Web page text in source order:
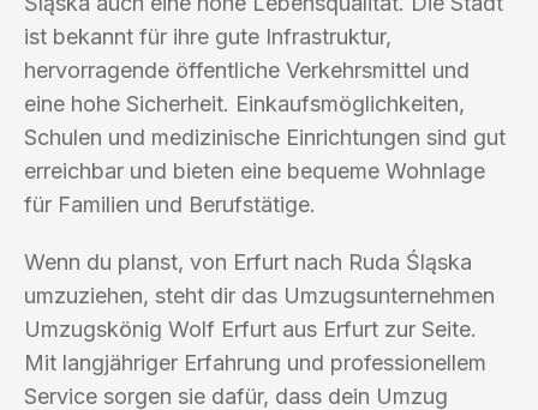
ist bekannt für ihre gute Infrastruktur,
hervorragende öffentliche Verkehrsmittel und
eine hohe Sicherheit. Einkaufsmöglichkeiten,
Schulen und medizinische Einrichtungen sind gut
erreichbar und bieten eine bequeme Wohnlage
für Familien und Berufstätige.
Wenn du planst, von Erfurt nach Ruda Śląska
umzuziehen, steht dir das Umzugsunternehmen
Umzugskönig Wolf Erfurt aus Erfurt zur Seite.
Mit langjähriger Erfahrung und professionellem
Service sorgen sie dafür, dass dein Umzug